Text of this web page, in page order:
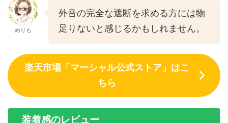
めりも
外音の完全な遮断を求める方には物
足りないと感じるかもしれません。
楽天市場「マーシャル公式ストア」はこ
ちら
装着感のレビュー